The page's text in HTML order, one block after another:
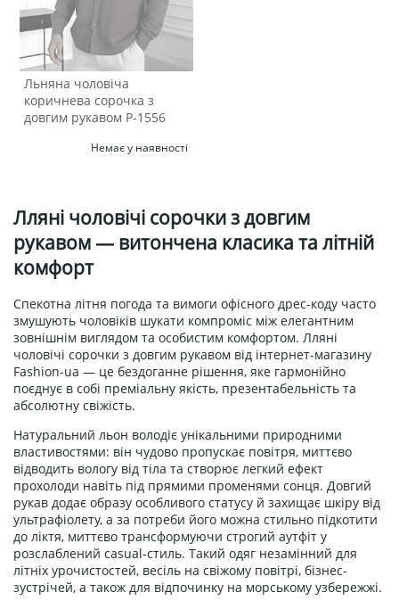
Льняна чоловіча
коричнева сорочка з
довгим рукавом Р-1556
Немає у наявності
Лляні чоловічі сорочки з довгим
рукавом — витончена класика та літній
комфорт
Спекотна літня погода та вимоги офісного дрес-коду часто
змушують чоловіків шукати компроміс між елегантним
зовнішнім виглядом та особистим комфортом. Лляні
чоловічі сорочки з довгим рукавом від інтернет-магазину
Fashion-ua — це бездоганне рішення, яке гармонійно
поєднує в собі преміальну якість, презентабельність та
абсолютну свіжість.
Натуральний льон володіє унікальними природними
властивостями: він чудово пропускає повітря, миттєво
відводить вологу від тіла та створює легкий ефект
прохолоди навіть під прямими променями сонця. Довгий
рукав додає образу особливого статусу й захищає шкіру від
ультрафіолету, а за потреби його можна стильно підкотити
до ліктя, миттєво трансформуючи строгий аутфіт у
розслаблений casual-стиль. Такий одяг незамінний для
літніх урочистостей, весіль на свіжому повітрі, бізнес-
зустрічей, а також для відпочинку на морському узбережжі.